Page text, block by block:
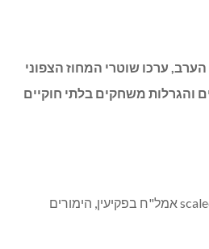
הערב, ערכו שוטרי המחוז הצפוני
והגרלות משחקים בלתי חוקיים